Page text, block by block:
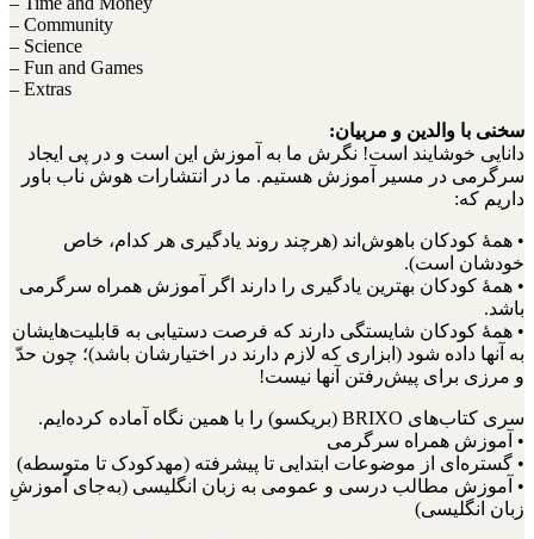
– Community
– Science
– Fun and Games
– Extras
سخنی با والدین و مربیان:
دانایی خوشایند است! نگرش ما به آموزش این است و در پی ایجاد
سرگرمی در مسیر آموزش هستیم. ما در انتشارات هوش ناب باور
داریم که:
• همۀ کودکان باهوش‌اند (هرچند روند یادگیری هر کدام، خاص
خودشان است).
• همۀ کودکان بهترین یادگیری را دارند اگر آموزش همراه سرگرمی
باشد.
• همۀ کودکان شایستگی دارند که فرصت دستیابی به قابلیت‌هایشان
به آنها داده شود (ابزاری که لازم دارند در اختیارشان باشد)؛ چون حدّ
و مرزی برای پیش‌رفتن آنها نیست!
سری کتاب‌های BRIXO (بریکسو) را با همین نگاه آماده کرده‌ایم.
• آموزش همراه سرگرمی
• گستره‌ای از موضوعات ابتدایی تا پیشرفته (مهدکودک تا متوسطه)
• آموزش مطالب درسی و عمومی به زبان انگلیسی (به‌جای آموزشِ
زبان انگلیسی)